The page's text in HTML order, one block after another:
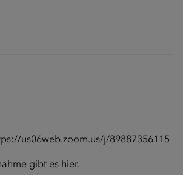
us06web.zoom.us/j/89887356115
gibt es hier.